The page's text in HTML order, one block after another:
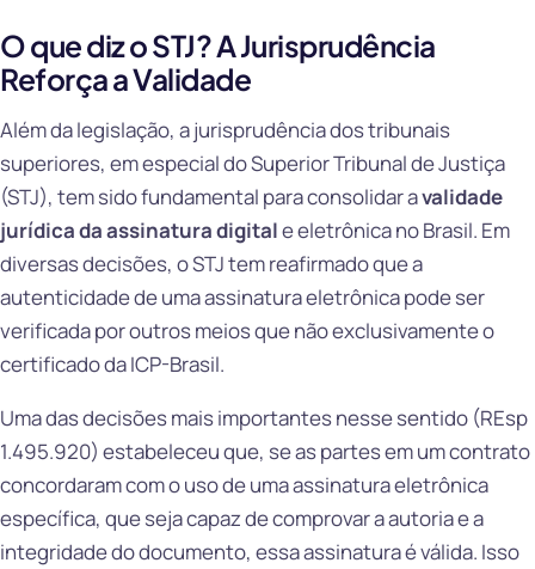
O que diz o STJ? A Jurisprudência
Reforça a Validade
Além da legislação, a jurisprudência dos tribunais
superiores, em especial do Superior Tribunal de Justiça
(STJ), tem sido fundamental para consolidar avalidade
jurídica da assinatura digitale eletrônica no Brasil. Em
diversas decisões, o STJ tem reafirmado que a
autenticidade de uma assinatura eletrônica pode ser
verificada por outros meios que não exclusivamente o
certificado da ICP-Brasil.
Uma das decisões mais importantes nesse sentido (REsp
1.495.920) estabeleceu que, se as partes em um contrato
concordaram com o uso de uma assinatura eletrônica
específica, que seja capaz de comprovar a autoria e a
integridade do documento, essa assinatura é válida. Isso